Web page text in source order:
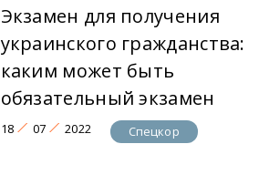
Экзамен для получения
украинского гражданства:
каким может быть
обязательный экзамен
18 07 2022 Спецкор